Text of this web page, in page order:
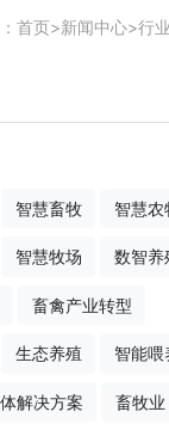
首页>新闻中心>行
智慧畜牧 智慧农
智慧牧场 数智养
畜禽产业转型
生态养殖 智能喂
解决方案 畜牧业